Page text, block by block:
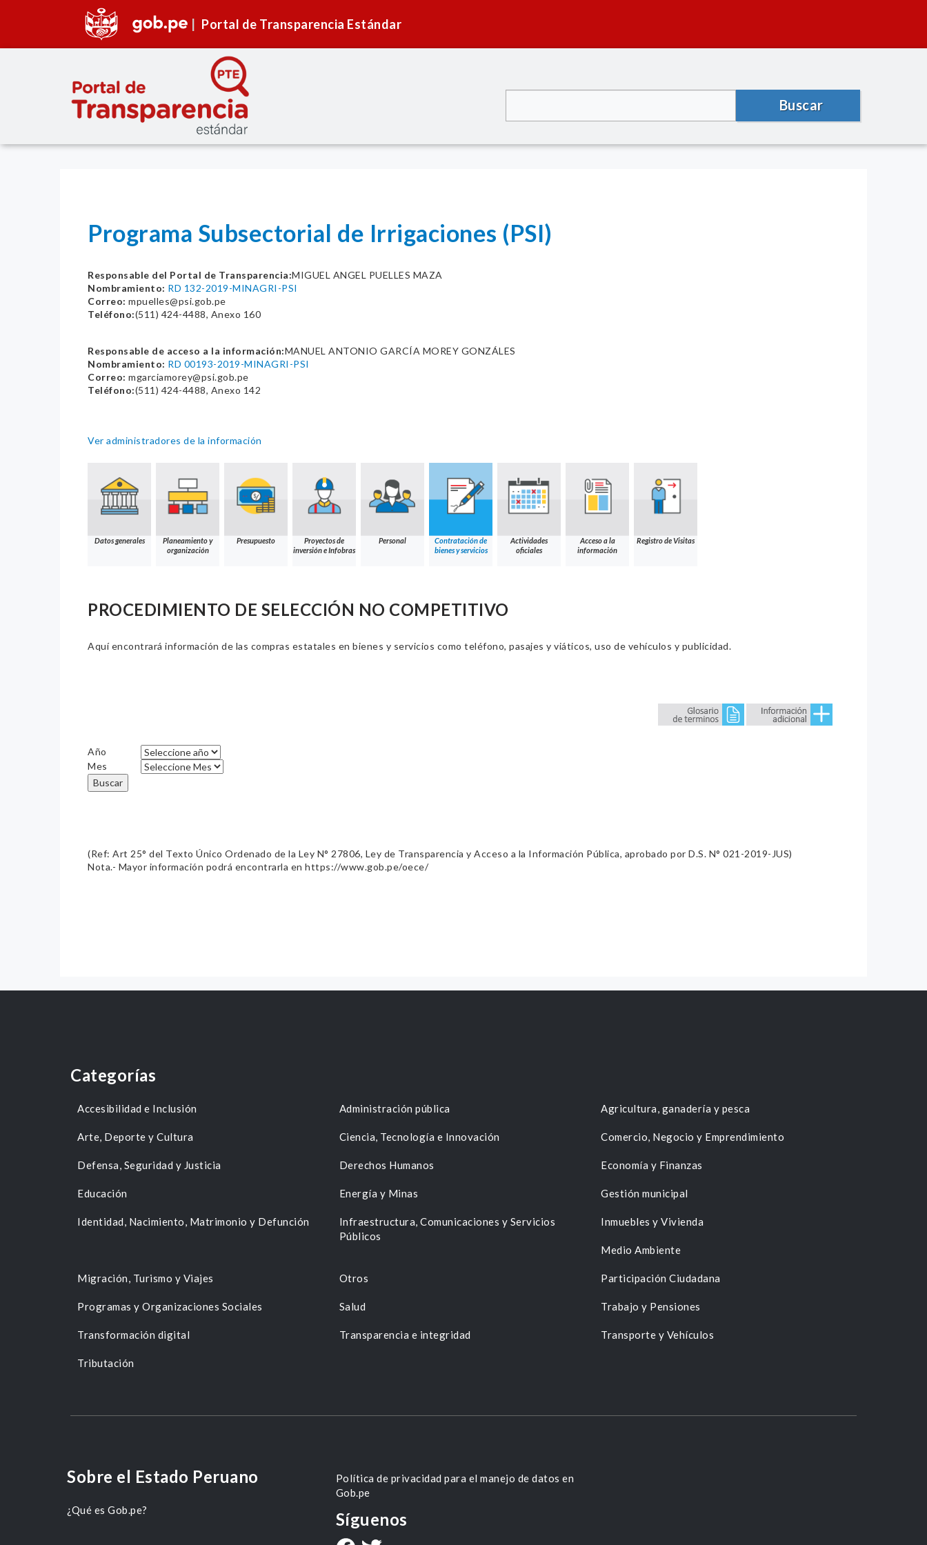
Portal de Transparencia Estándar
Buscar
Programa Subsectorial de Irrigaciones (PSI)
Responsable del Portal de Transparencia:MIGUEL ANGEL PUELLES MAZA
Nombramiento: RD 132-2019-MINAGRI-PSI
Correo: mpuelles@psi.gob.pe
Teléfono:(511) 424-4488, Anexo 160
Responsable de acceso a la información:MANUEL ANTONIO GARCÍA MOREY GONZÁLES
Nombramiento: RD 00193-2019-MINAGRI-PSI
Correo: mgarciamorey@psi.gob.pe
Teléfono:(511) 424-4488, Anexo 142
Ver administradores de la información
Datos generales
Planeamiento y
organización
Presupuesto
Proyectos de
inversión e Infobras
Personal
Contratación de
bienes y servicios
Actividades
oficiales
Acceso a la
información
Registro de Visitas
PROCEDIMIENTO DE SELECCIÓN NO COMPETITIVO
Aquí encontrará información de las compras estatales en bienes y servicios como teléfono, pasajes y viáticos, uso de vehículos y publicidad.
Año
Mes
Buscar
(Ref: Art 25° del Texto Único Ordenado de la Ley N° 27806, Ley de Transparencia y Acceso a la Información Pública, aprobado por D.S. N° 021-2019-JUS)
Nota.- Mayor información podrá encontrarla en https://www.gob.pe/oece/
Categorías
Accesibilidad e Inclusión Administración pública Agricultura, ganadería y pesca
Arte, Deporte y Cultura Ciencia, Tecnología e Innovación Comercio, Negocio y Emprendimiento
Defensa, Seguridad y Justicia Derechos Humanos Economía y Finanzas
Educación Energía y Minas Gestión municipal
Identidad, Nacimiento, Matrimonio y Defunción
Infraestructura, Comunicaciones y Servicios
Públicos
Inmuebles y Vivienda
Medio Ambiente
Migración, Turismo y Viajes Otros Participación Ciudadana
Programas y Organizaciones Sociales Salud Trabajo y Pensiones
Transformación digital Transparencia e integridad Transporte y Vehículos
Tributación
Sobre el Estado Peruano
¿Qué es Gob.pe?
Política de privacidad para el manejo de datos en
Gob.pe
Síguenos